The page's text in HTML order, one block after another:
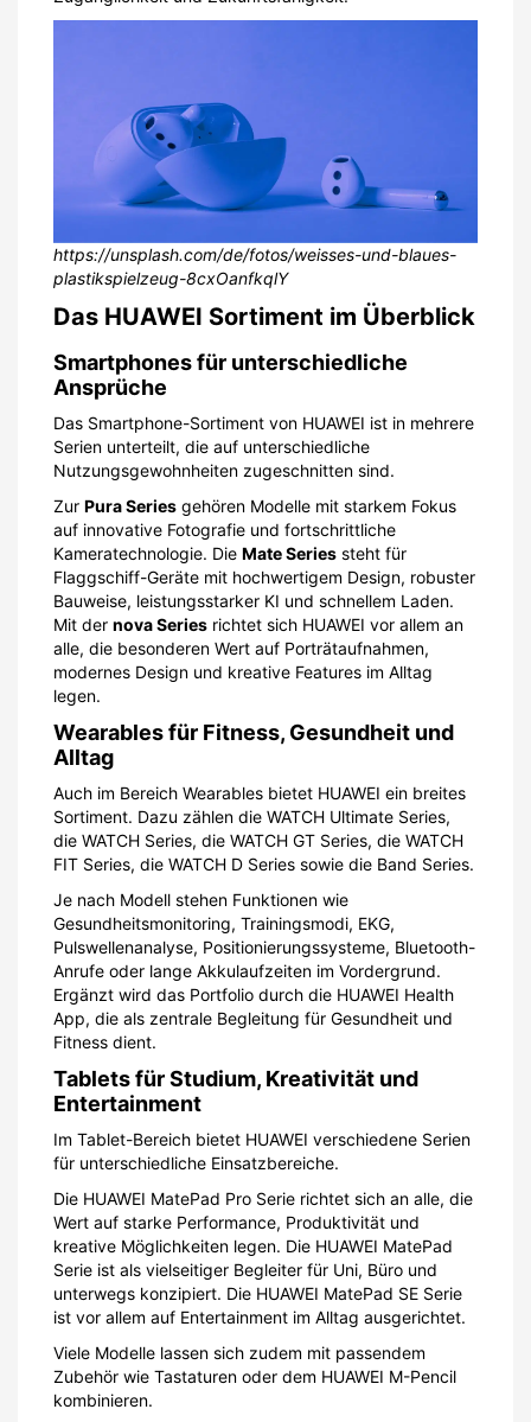
https://unsplash.com/de/fotos/weisses-und-blaues-
plastikspielzeug-8cxOanfkqlY
Das HUAWEI Sortiment im Überblick
Smartphones für unterschiedliche
Ansprüche
Das Smartphone-Sortiment von HUAWEI ist in mehrere
Serien unterteilt, die auf unterschiedliche
Nutzungsgewohnheiten zugeschnitten sind.
Zur Pura Series gehören Modelle mit starkem Fokus
auf innovative Fotografie und fortschrittliche
Kameratechnologie. Die Mate Series steht für
Flaggschiff-Geräte mit hochwertigem Design, robuster
Bauweise, leistungsstarker KI und schnellem Laden.
Mit der nova Series richtet sich HUAWEI vor allem an
alle, die besonderen Wert auf Porträtaufnahmen,
modernes Design und kreative Features im Alltag
legen.
Wearables für Fitness, Gesundheit und
Alltag
Auch im Bereich Wearables bietet HUAWEI ein breites
Sortiment. Dazu zählen die WATCH Ultimate Series,
die WATCH Series, die WATCH GT Series, die WATCH
FIT Series, die WATCH D Series sowie die Band Series.
Je nach Modell stehen Funktionen wie
Gesundheitsmonitoring, Trainingsmodi, EKG,
Pulswellenanalyse, Positionierungssysteme, Bluetooth-
Anrufe oder lange Akkulaufzeiten im Vordergrund.
Ergänzt wird das Portfolio durch die HUAWEI Health
App, die als zentrale Begleitung für Gesundheit und
Fitness dient.
Tablets für Studium, Kreativität und
Entertainment
Im Tablet-Bereich bietet HUAWEI verschiedene Serien
für unterschiedliche Einsatzbereiche.
Die HUAWEI MatePad Pro Serie richtet sich an alle, die
Wert auf starke Performance, Produktivität und
kreative Möglichkeiten legen. Die HUAWEI MatePad
Serie ist als vielseitiger Begleiter für Uni, Büro und
unterwegs konzipiert. Die HUAWEI MatePad SE Serie
ist vor allem auf Entertainment im Alltag ausgerichtet.
Viele Modelle lassen sich zudem mit passendem
Zubehör wie Tastaturen oder dem HUAWEI M-Pencil
kombinieren.